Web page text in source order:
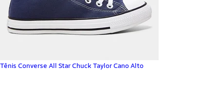
Tênis Converse All Star Chuck Taylor Cano Alto